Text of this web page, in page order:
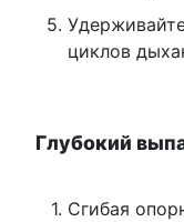
циклов
Глубокий
Сгибая